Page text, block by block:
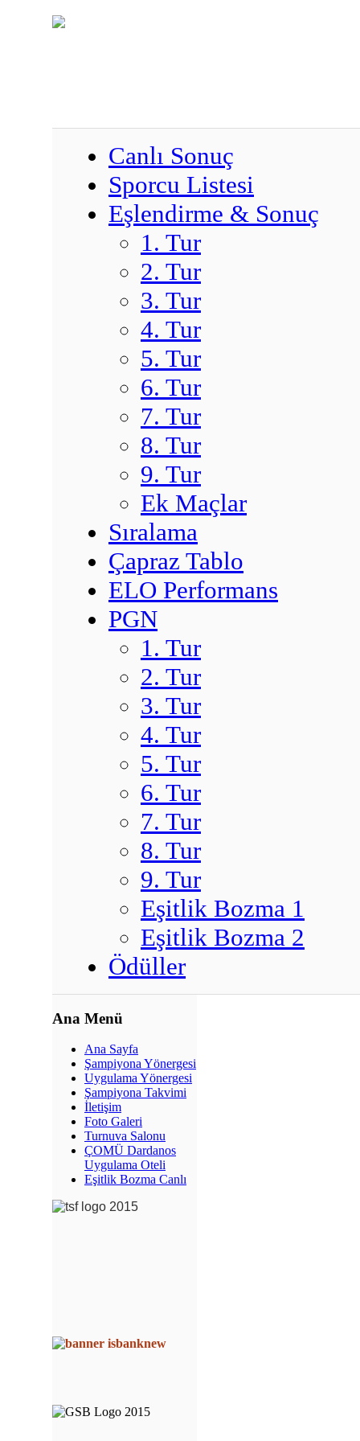
Canlı Sonuç
Sporcu Listesi
Eşlendirme & Sonuç
1. Tur
2. Tur
3. Tur
4. Tur
5. Tur
6. Tur
7. Tur
8. Tur
9. Tur
Ek Maçlar
Sıralama
Çapraz Tablo
ELO Performans
PGN
1. Tur
2. Tur
3. Tur
4. Tur
5. Tur
6. Tur
7. Tur
8. Tur
9. Tur
Eşitlik Bozma 1
Eşitlik Bozma 2
Ödüller
Ana Menü
Ana Sayfa
Şampiyona Yönergesi
Uygulama Yönergesi
Şampiyona Takvimi
İletişim
Foto Galeri
Turnuva Salonu
ÇOMÜ Dardanos
Uygulama Oteli
Eşitlik Bozma Canlı